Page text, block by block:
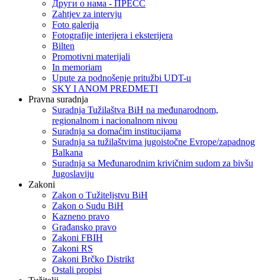
Други о нама - ПРЕСC
Zahtjev za intervju
Foto galerija
Fotografije interijera i eksterijera
Bilten
Promotivni materijali
In memoriam
Upute za podnošenje pritužbi UDT-u
SKY I ANOM PREDMETI
Pravna suradnja
Suradnja Tužilaštva BiH na međunarodnom,
regionalnom i nacionalnom nivou
Suradnja sa domaćim institucijama
Suradnja sa tužilaštvima jugoistočne Evrope/zapadnog
Balkana
Suradnja sa Međunarodnim krivičnim sudom za bivšu
Jugoslaviju
Zakoni
Zakon o Тužiteljstvu BiH
Zakon o Sudu BiH
Kazneno pravo
Građansko pravo
Zakoni FBIH
Zakoni RS
Zakoni Brčko Distrikt
Ostali propisi